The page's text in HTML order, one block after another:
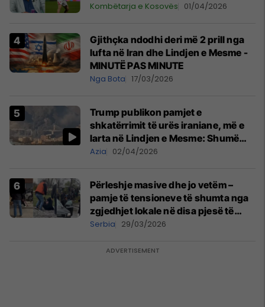
Kombëtarja e Kosovës 01/04/2026
Gjithçka ndodhi deri më 2 prill nga
lufta në Iran dhe Lindjen e Mesme -
MINUTË PAS MINUTE
Nga Bota 17/03/2026
Trump publikon pamjet e
shkatërrimit të urës iraniane, më e
larta në Lindjen e Mesme: Shumë
gjëra të tjera do të pasojnë
Azia 02/04/2026
Përleshje masive dhe jo vetëm –
pamje të tensioneve të shumta nga
zgjedhjet lokale në disa pjesë të
Serbisë
Serbia 29/03/2026